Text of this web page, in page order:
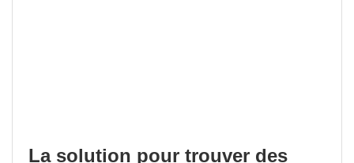
La solution pour trouver des